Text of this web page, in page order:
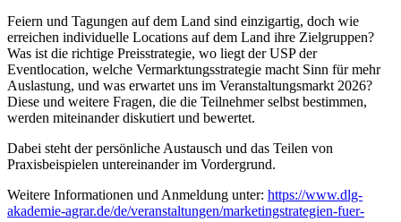
Feiern und Tagungen auf dem Land sind einzigartig, doch wie
erreichen individuelle Locations auf dem Land ihre Zielgruppen?
Was ist die richtige Preisstrategie, wo liegt der USP der
Eventlocation, welche Vermarktungsstrategie macht Sinn für mehr
Auslastung, und was erwartet uns im Veranstaltungsmarkt 2026?
Diese und weitere Fragen, die die Teilnehmer selbst bestimmen,
werden miteinander diskutiert und bewertet.
Dabei steht der persönliche Austausch und das Teilen von
Praxisbeispielen untereinander im Vordergrund.
Weitere Informationen und Anmeldung unter: https://www.dlg-
akademie-agrar.de/de/veranstaltungen/marketingstrategien-fuer-